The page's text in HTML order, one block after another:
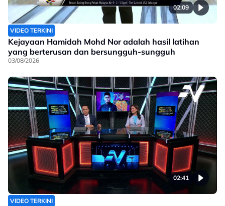
02:09
VIDEO TERKINI
Kejayaan Hamidah Mohd Nor adalah hasil latihan
yang berterusan dan bersungguh-sungguh
03/08/2026
02:41
VIDEO TERKINI